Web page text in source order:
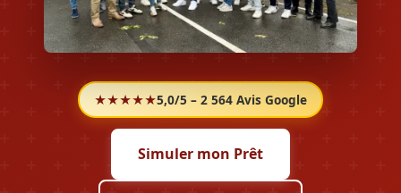
★★★★★5,0/5 – 2 564 Avis Google
Simuler mon Prêt